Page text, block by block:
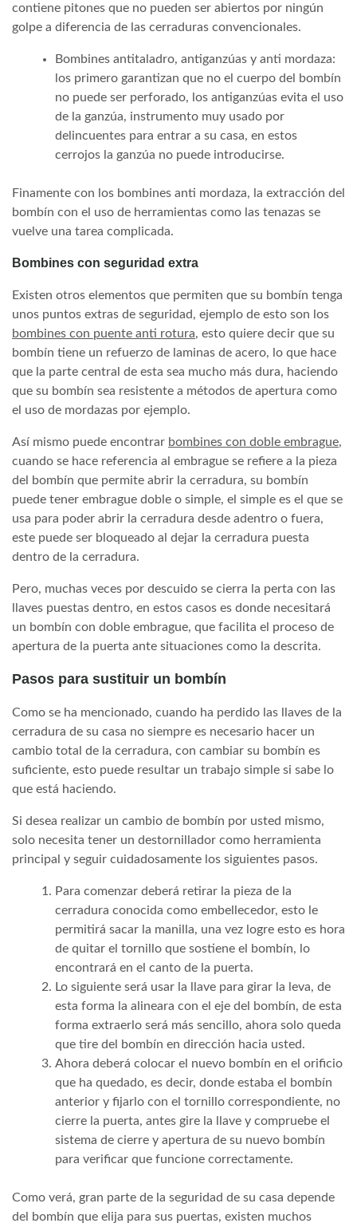
contiene pitones que no pueden ser abiertos por ningún
golpe a diferencia de las cerraduras convencionales.
Bombines antitaladro, antiganzúas y anti mordaza:
los primero garantizan que no el cuerpo del bombín
no puede ser perforado, los antiganzúas evita el uso
de la ganzúa, instrumento muy usado por
delincuentes para entrar a su casa, en estos
cerrojos la ganzúa no puede introducirse.
Finamente con los bombines anti mordaza, la extracción del
bombín con el uso de herramientas como las tenazas se
vuelve una tarea complicada.
Bombines con seguridad extra
Existen otros elementos que permiten que su bombín tenga
unos puntos extras de seguridad, ejemplo de esto son los
bombines con puente anti rotura, esto quiere decir que su
bombín tiene un refuerzo de laminas de acero, lo que hace
que la parte central de esta sea mucho más dura, haciendo
que su bombín sea resistente a métodos de apertura como
el uso de mordazas por ejemplo.
Así mismo puede encontrar bombines con doble embrague,
cuando se hace referencia al embrague se refiere a la pieza
del bombín que permite abrir la cerradura, su bombín
puede tener embrague doble o simple, el simple es el que se
usa para poder abrir la cerradura desde adentro o fuera,
este puede ser bloqueado al dejar la cerradura puesta
dentro de la cerradura.
Pero, muchas veces por descuido se cierra la perta con las
llaves puestas dentro, en estos casos es donde necesitará
un bombín con doble embrague, que facilita el proceso de
apertura de la puerta ante situaciones como la descrita.
Pasos para sustituir un bombín
Como se ha mencionado, cuando ha perdido las llaves de la
cerradura de su casa no siempre es necesario hacer un
cambio total de la cerradura, con cambiar su bombín es
suficiente, esto puede resultar un trabajo simple si sabe lo
que está haciendo.
Si desea realizar un cambio de bombín por usted mismo,
solo necesita tener un destornillador como herramienta
principal y seguir cuidadosamente los siguientes pasos.
Para comenzar deberá retirar la pieza de la
cerradura conocida como embellecedor, esto le
permitirá sacar la manilla, una vez logre esto es hora
de quitar el tornillo que sostiene el bombín, lo
encontrará en el canto de la puerta.
Lo siguiente será usar la llave para girar la leva, de
esta forma la alineara con el eje del bombín, de esta
forma extraerlo será más sencillo, ahora solo queda
que tire del bombín en dirección hacia usted.
Ahora deberá colocar el nuevo bombín en el orificio
que ha quedado, es decir, donde estaba el bombín
anterior y fijarlo con el tornillo correspondiente, no
cierre la puerta, antes gire la llave y compruebe el
sistema de cierre y apertura de su nuevo bombín
para verificar que funcione correctamente.
Como verá, gran parte de la seguridad de su casa depende
del bombín que elija para sus puertas, existen muchos